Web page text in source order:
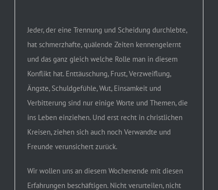
Jeder, der eine Trennung und Scheidung durchlebte,
hat schmerzhafte, quälende Zeiten kennengelernt
und das ganz gleich welche Rolle man in diesem
Konflikt hat. Enttäuschung, Frust, Verzweiflung,
Ängste, Schuldgefühle, Wut, Einsamkeit und
Verbitterung sind nur einige Worte und Themen, die
ins Leben einziehen. Und erst recht in christlichen
Kreisen, ziehen sich auch noch Verwandte und
Freunde verunsichert zurück.
Wir wollen uns an diesem Wochenende mit diesen
Erfahrungen beschäftigen. Nicht verurteilen, nicht